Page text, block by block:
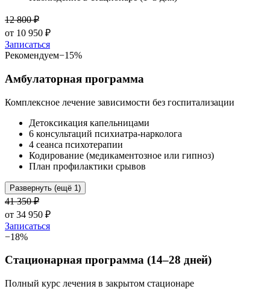
12 800₽
от 10 950 ₽
Записаться
Рекомендуем−15%
Амбулаторная программа
Комплексное лечение зависимости без госпитализации
Детоксикация капельницами
6 консультаций психиатра-нарколога
4 сеанса психотерапии
Кодирование (медикаментозное или гипноз)
План профилактики срывов
Развернуть (ещё 1)
41 350₽
от 34 950 ₽
Записаться
−18%
Стационарная программа (14–28 дней)
Полный курс лечения в закрытом стационаре